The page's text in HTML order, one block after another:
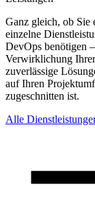
Ganz gleich, ob Sie
einzelne
DevOps benötigen
Verwirklichung
zuverlässige
auf Ihren
zugeschnitten ist.
Alle